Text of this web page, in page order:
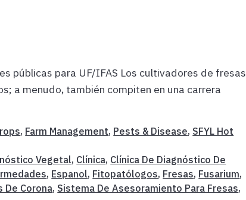
públicas para UF/IFAS Los cultivadores de fresas
a menudo, también compiten en una carrera
, Farm Management, Pests & Disease, SFYL Hot
Vegetal, Clínica, Clínica De Diagnóstico De
, Espanol, Fitopatólogos, Fresas, Fusarium,
De Corona, Sistema De Asesoramiento Para Fresas,